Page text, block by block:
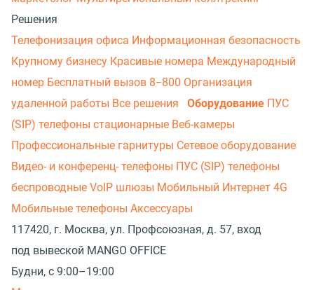
Решения
Телефонизация офиса Информационная безопасность
Крупному бизнесу Красивые номера Международный
номер Бесплатный вызов 8−800 Организация
удаленной работы Все решения Оборудование ПУС
(SIP) телефоны стационарные Веб-камеры
Профессиональные гарнитуры Сетевое оборудование
Видео- и конференц- телефоны ПУС (SIP) телефоны
беспроводные VoIP шлюзы Мобильный Интернет 4G
Мобильные телефоны Аксессуары
117420, г. Москва, ул. Профсоюзная, д. 57, вход
под вывеской MANGO OFFICE
Будни, с 9:00–19:00